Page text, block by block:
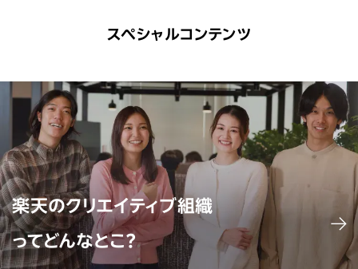
スペシャルコンテンツ
楽天のクリエイティブ組織
ってどんなとこ？